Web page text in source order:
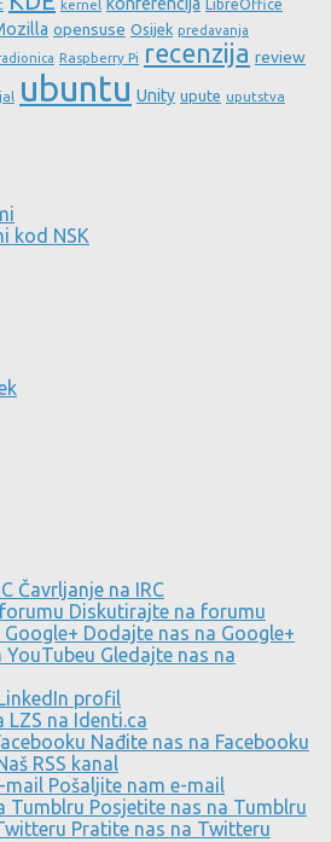
kernel LibreOffice
opensuse Osijek predavanja
Raspberry Pi recenzija review
ubuntu Unity upute uputstva
kod NSK
Čavrljanje na IRC
Diskutirajte na forumu
Dodajte nas na Google+
Gledajte nas na
LinkedIn profil
LZS na Identi.ca
Nađite nas na Facebooku
RSS kanal
Pošaljite nam e-mail
Posjetite nas na Tumblru
Pratite nas na Twitteru